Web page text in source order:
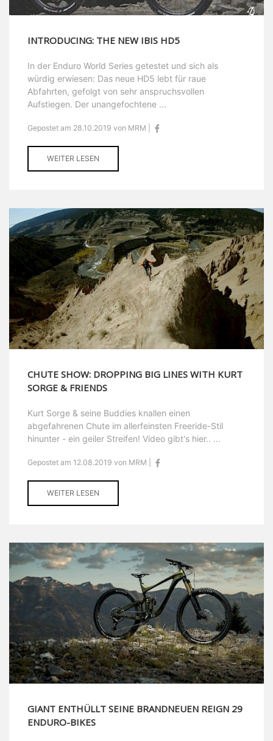
INTRODUCING: THE NEW IBIS HD5
In der Enduro World Series getestet und sich als
würdig erwiesen: Das neue HD5 lebt für raue
Abfahrten, gefolgt von sehr anspruchsvollen
Aufstiegen. Der unangefochtene ...
Gepostet am 28.10.2019 von MRM |
WEITER LESEN
CHUTE SHOW: DROPPING BIG LINES WITH KURT
SORGE & FRIENDS
Kurt Sorge & seine Buddies knallen einen
abgefahrenen Chute im allerfeinsten Freeride-Stil
hinunter - ein geiler Streifen! Video gibt's hier.. ...
Gepostet am 12.08.2019 von MRM |
WEITER LESEN
GIANT ENTHÜLLT SEINE BRANDNEUEN REIGN 29
ENDURO-BIKES